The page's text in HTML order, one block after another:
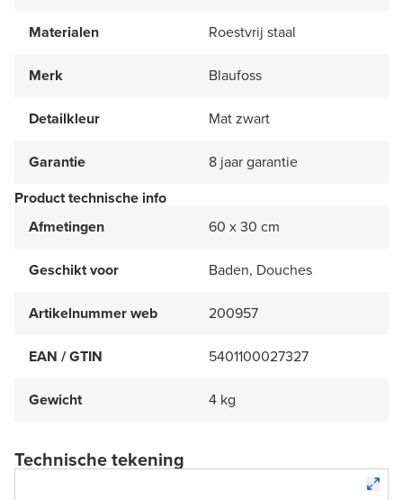
Materialen Roestvrij staal
Merk Blaufoss
Detailkleur Mat zwart
Garantie
8 jaar garantie
Product technische info
Afmetingen
60 x 30 cm
Geschikt voor Baden, Douches
Artikelnummer web 200957
EAN / GTIN 5401100027327
Gewicht 4 kg
Technische tekening